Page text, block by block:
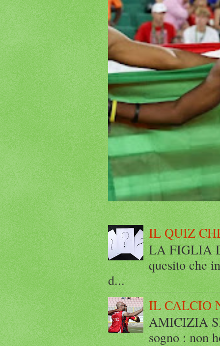
IL QUIZ
LA FIGLIA
quesito che
d...
IL CALCIO
AMICIZIA
sogno : non